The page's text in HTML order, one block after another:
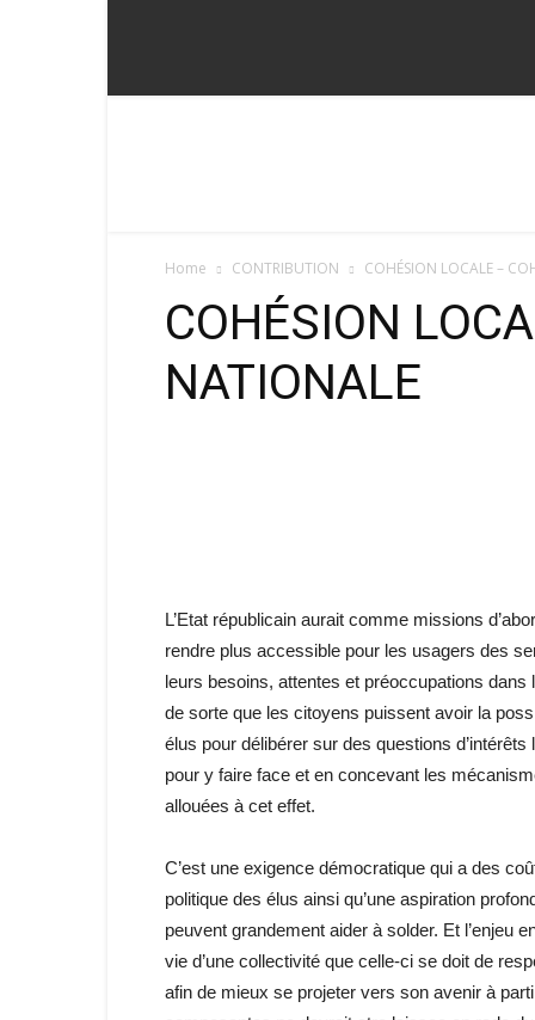
Home CONTRIBUTION COHÉSION LOCALE –
COHÉSION
NATIONALE
L’Etat républicain aurait comme missions
rendre plus accessible pour les usagers des
leurs besoins, attentes et préoccupations
de sorte que les citoyens puissent avoir la
élus pour délibérer sur des questions
pour y faire face et en concevant les
allouées à cet effet.
C’est une exigence démocratique qui a des
politique des élus ainsi qu’une aspiration
peuvent grandement aider à solder. Et l’enjeu
vie d’une collectivité que celle-ci se doit de
afin de mieux se projeter vers son avenir à